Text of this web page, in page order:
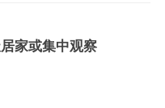
一律14天居家或集中观察